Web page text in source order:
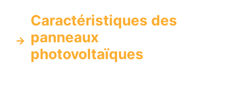
Caractéristiques des
panneaux
photovoltaïques